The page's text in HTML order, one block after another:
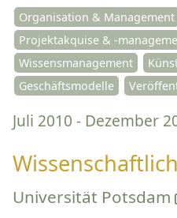
Organisation & Management
Projektakquise & -
Wissensmanagement
Geschäftsmodelle
Juli 2010 - Dezember
Universität Potsdam